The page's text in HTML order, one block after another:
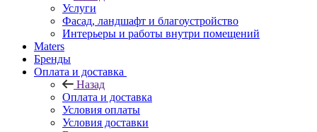
Услуги
Фасад, ландшафт и благоустройство
Интерьеры и работы внутри помещений
Maters
Бренды
Оплата и доставка
Назад
Оплата и доставка
Условия оплаты
Условия доставки